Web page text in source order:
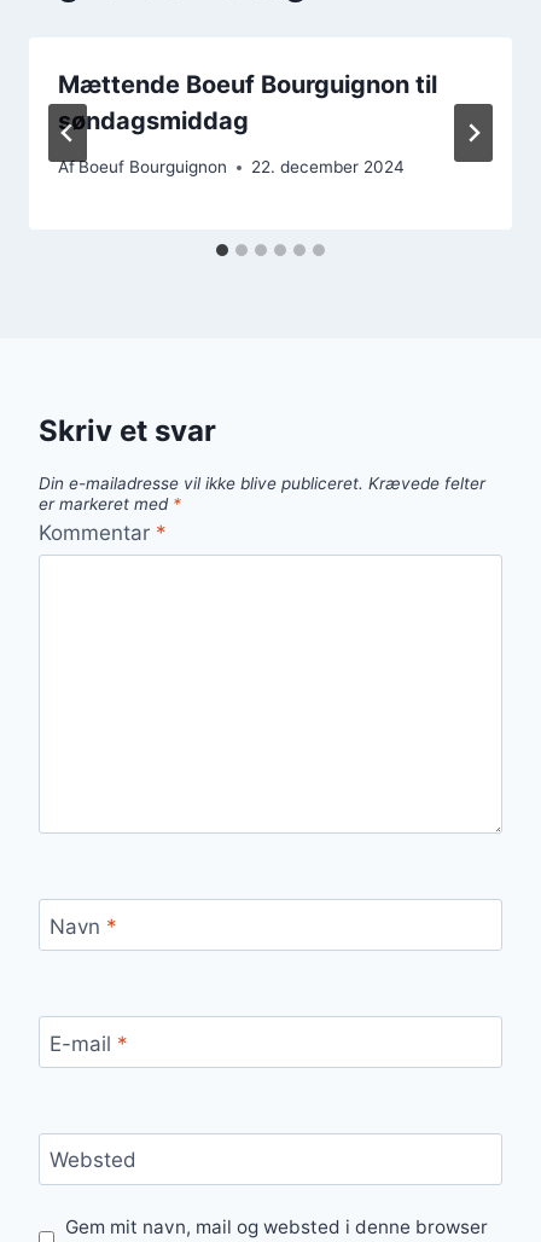
Mættende Boeuf Bourguignon til
søndagsmiddag
AfBoeuf Bourguignon 22. december 2024
Skriv et svar
Din e-mailadresse vil ikke blive publiceret. Krævede felter
er markeret med *
Kommentar *
Navn *
E-mail *
Websted
Gem mit navn, mail og websted i denne browser